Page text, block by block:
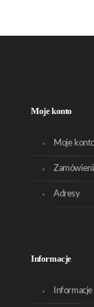
Moje konto
Moje
Adresy
Informacje